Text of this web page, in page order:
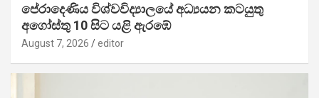
පේරාදෙණිය විශ්වවිද්‍යාලයේ අධ්‍යයන කටයුතු
අගෝස්තු 10 සිට යළි ඇරඹේ
August 7, 2026 editor